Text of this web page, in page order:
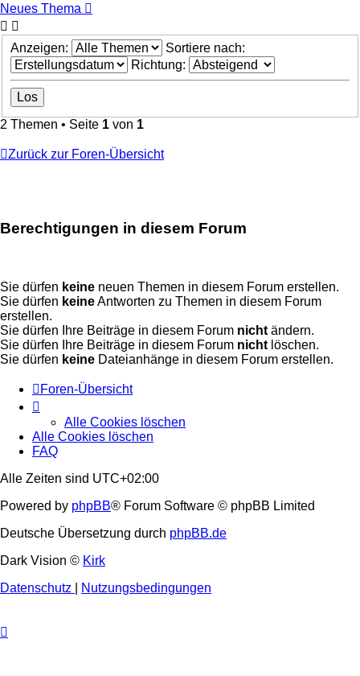
Neues Thema
Anzeigen:
Sortiere nach:
Richtung:
2 Themen • Seite 1 von 1
Zurück zur Foren-Übersicht
Berechtigungen in diesem Forum
Sie dürfen keine neuen Themen in diesem Forum erstellen.
Sie dürfen keineAntworten zu Themen in diesem Forum
erstellen.
Sie dürfen Ihre Beiträge in diesem Forum nicht ändern.
Sie dürfen Ihre Beiträge in diesem Forum nicht löschen.
Sie dürfen keine Dateianhänge in diesem Forum erstellen.
Foren-Übersicht
Alle Cookies löschen
Alle Cookies löschen
FAQ
Alle Zeiten sind UTC+02:00
Powered by phpBB® Forum Software © phpBB Limited
Deutsche Übersetzung durch phpBB.de
Dark Vision © Kirk
Datenschutz
Nutzungsbedingungen